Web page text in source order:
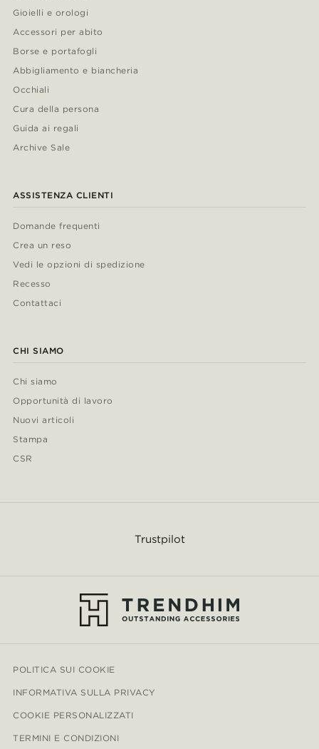
Gioielli e orologi
Accessori per abito
Borse e portafogli
Abbigliamento e biancheria
Occhiali
Cura della persona
Guida ai regali
Archive Sale
ASSISTENZA CLIENTI
Domande frequenti
Crea un reso
Vedi le opzioni di spedizione
Recesso
Contattaci
CHI SIAMO
Chi siamo
Opportunità di lavoro
Nuovi articoli
Stampa
CSR
Trustpilot
POLITICA SUI COOKIE
INFORMATIVA SULLA PRIVACY
COOKIE PERSONALIZZATI
TERMINI E CONDIZIONI